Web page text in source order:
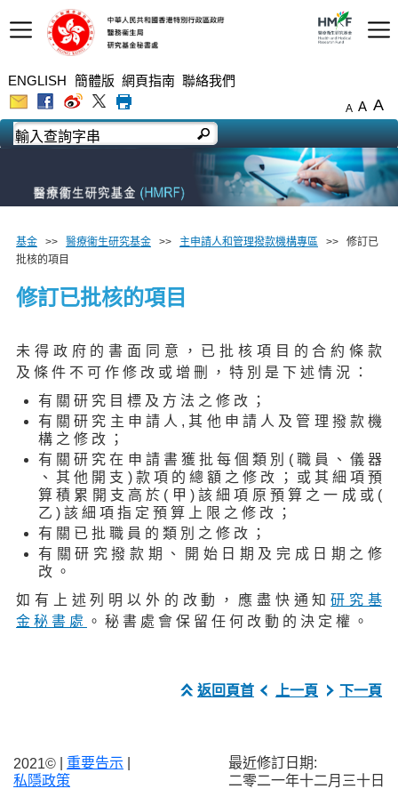
ENGLISH 簡體版 網頁指南 聯絡我們
A A A
基金 >> 醫療衞生研究基金 >> 主申請人和管理撥款機構專區 >> 修訂已
批核的項目
修訂已批核的項目
未 得 政 府 的 書 面 同 意 ， 已 批 核 項 目 的 合 約 條 款
及 條 件 不 可 作 修 改 或 增 刪 ， 特 別 是 下 述 情 況 ：
有 關 研 究 目 標 及 方 法 之 修 改 ；
有 關 研 究 主 申 請 人 , 其 他 申 請 人 及 管 理 撥 款 機
構 之 修 改 ；
有 關 研 究 在 申 請 書 獲 批 每 個 類 別 ( 職 員 、 儀 器
、 其 他 開 支 ) 款 項 的 總 額 之 修 改 ； 或 其 細 項 預
算 積 累 開 支 高 於 ( 甲 ) 該 細 項 原 預 算 之 一 成 或 (
乙 ) 該 細 項 指 定 預 算 上 限 之 修 改 ；
有 關 已 批 職 員 的 類 別 之 修 改 ；
有 關 研 究 撥 款 期 、 開 始 日 期 及 完 成 日 期 之 修
改 。
如 有 上 述 列 明 以 外 的 改 動 ， 應 盡 快 通 知研 究 基
金 秘 書 處 。 秘 書 處 會 保 留 任 何 改 動 的 決 定 權 。
返回頁首 上一頁 下一頁
2021© 重要告示
私隱政策
最近修訂日期:
二零二一年十二月三十日